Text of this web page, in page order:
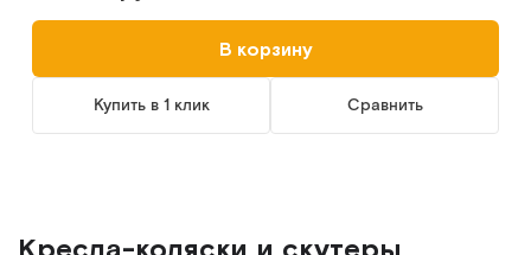
В корзину
Купить в 1 клик Сравнить